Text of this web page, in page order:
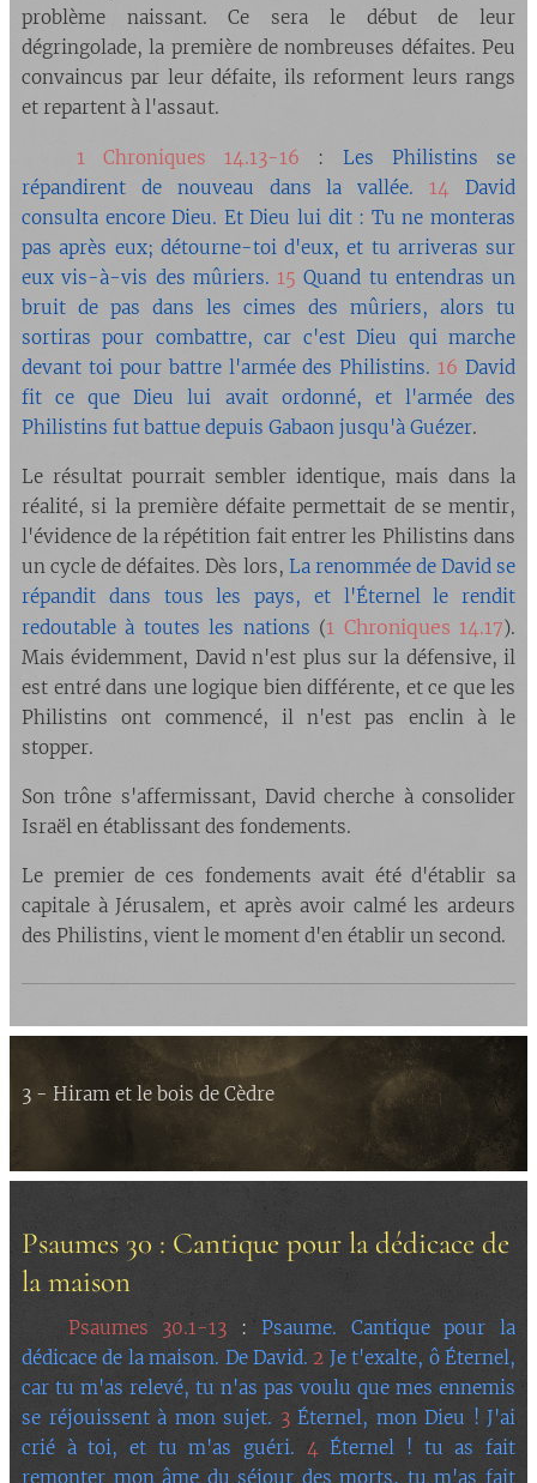
problème naissant. Ce sera le début de leur
dégringolade, la première de nombreuses défaites. Peu
convaincus par leur défaite, ils reforment leurs rangs
et repartent à l'assaut.
1 Chroniques 14.13-16 : Les Philistins se
répandirent de nouveau dans la vallée. 14 David
consulta encore Dieu. Et Dieu lui dit : Tu ne monteras
pas après eux; détourne-toi d'eux, et tu arriveras sur
eux vis-à-vis des mûriers. 15 Quand tu entendras un
bruit de pas dans les cimes des mûriers, alors tu
sortiras pour combattre, car c'est Dieu qui marche
devant toi pour battre l'armée des Philistins. 16 David
fit ce que Dieu lui avait ordonné, et l'armée des
Philistins fut battue depuis Gabaon jusqu'à Guézer.
Le résultat pourrait sembler identique, mais dans la
réalité, si la première défaite permettait de se mentir,
l'évidence de la répétition fait entrer les Philistins dans
un cycle de défaites. Dès lors, La renommée de David se
répandit dans tous les pays, et l'Éternel le rendit
redoutable à toutes les nations (1 Chroniques 14.17).
Mais évidemment, David n'est plus sur la défensive, il
est entré dans une logique bien différente, et ce que les
Philistins ont commencé, il n'est pas enclin à le
stopper.
Son trône s'affermissant, David cherche à consolider
Israël en établissant des fondements.
Le premier de ces fondements avait été d'établir sa
capitale à Jérusalem, et après avoir calmé les ardeurs
des Philistins, vient le moment d'en établir un second.
3 - Hiram et le bois de Cèdre
Psaumes 30 : Cantique pour la dédicace de
la maison
Psaumes 30.1-13 : Psaume. Cantique pour la
dédicace de la maison. De David. 2 Je t'exalte, ô Éternel,
car tu m'as relevé, tu n'as pas voulu que mes ennemis
se réjouissent à mon sujet. 3Éternel, mon Dieu ! J'ai
crié à toi, et tu m'as guéri. 4Éternel ! tu as fait
remonter mon âme du séjour des morts, tu m'as fait